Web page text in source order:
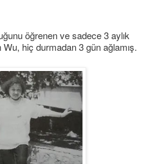
öğrenen ve sadece 3 aylık
hiç durmadan 3 gün ağlamış.